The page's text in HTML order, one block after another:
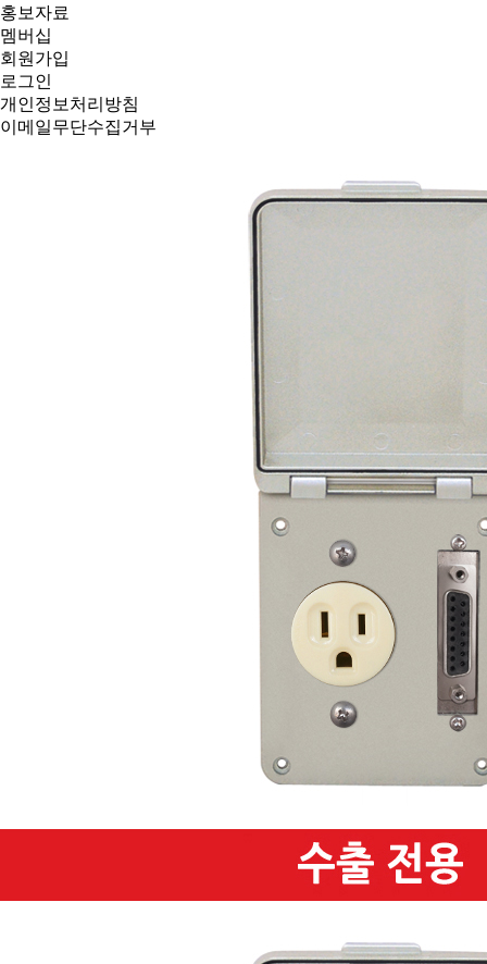
홍보자료
멤버십
회원가입
로그인
개인정보처리방침
이메일무단수집거부